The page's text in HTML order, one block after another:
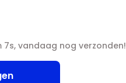
6s, vandaag nog verzonden!